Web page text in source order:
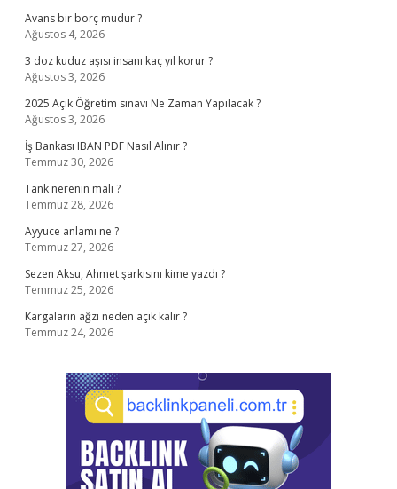
Avans bir borç mudur ?
Ağustos 4, 2026
3 doz kuduz aşısı insanı kaç yıl korur ?
Ağustos 3, 2026
2025 Açık Öğretim sınavı Ne Zaman Yapılacak ?
Ağustos 3, 2026
İş Bankası IBAN PDF Nasıl Alınır ?
Temmuz 30, 2026
Tank nerenin malı ?
Temmuz 28, 2026
Ayyuce anlamı ne ?
Temmuz 27, 2026
Sezen Aksu, Ahmet şarkısını kime yazdı ?
Temmuz 25, 2026
Kargaların ağzı neden açık kalır ?
Temmuz 24, 2026